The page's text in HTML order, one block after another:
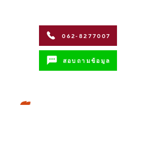
062-8277007
สอบถามข้อมูล